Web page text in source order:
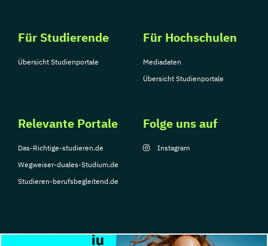
Für Studierende
Übersicht Studienportale
Für Hochschulen
Mediadaten
Übersicht Studienportale
Relevante Portale
Das-Richtige-studieren.de
Wegweiser-duales-Studium.de
Studieren-berufsbegleitend.de
Folge uns auf
Instagram